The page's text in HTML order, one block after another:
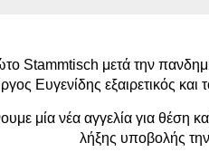
Stammtisch μετά την
Ευγενίδης εξαιρετικός και
μία νέα αγγελία για θέση
λήξης υποβολής